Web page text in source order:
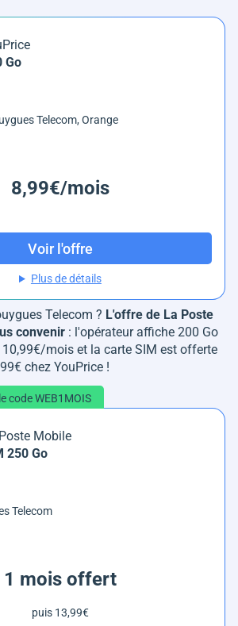
Go
Telecom, Orange
8,99€/mois
Voir l'offre
Plus de détails
Telecom ? L'offre de La Poste
convenir : l'opérateur affiche 200 Go
10,99€/mois et la carte SIM est offerte
chez YouPrice !
code WEB1MOIS
Mobile
250 Go
Telecom
1 mois offert
puis 13,99€